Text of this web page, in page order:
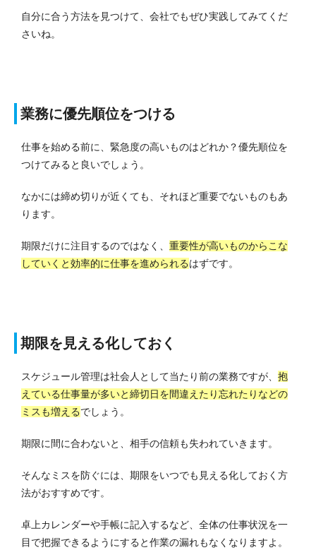
自分に合う方法を見つけて、会社でもぜひ実践してみてくだ
さいね。
業務に優先順位をつける
仕事を始める前に、緊急度の高いものはどれか？優先順位を
つけてみると良いでしょう。
なかには締め切りが近くても、それほど重要でないものもあ
ります。
期限だけに注目するのではなく、 重要性が高いものからこな
していくと効率的に仕事を進められるはずです。
期限を見える化しておく
スケジュール管理は社会人として当たり前の業務ですが、 抱
えている仕事量が多いと締切日を間違えたり忘れたりなどの
ミスも増えるでしょう。
期限に間に合わないと、相手の信頼も失われていきます。
そんなミスを防ぐには、期限をいつでも見える化しておく方
法がおすすめです。
卓上カレンダーや手帳に記入するなど、全体の仕事状況を一
目で把握できるようにすると作業の漏れもなくなりますよ。